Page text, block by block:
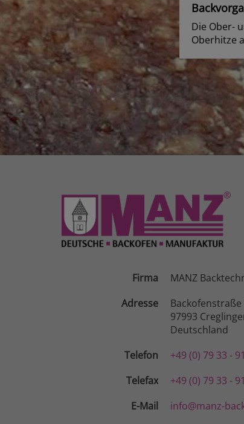
Die Ober-
Oberhitze
Firma
MANZ
Adresse
Backofenstraße
97993
Deutschland
Telefon
+49 (0) 79 33 -
Telefax
+49 (0) 79 33 -
E-Mail
info@manz-